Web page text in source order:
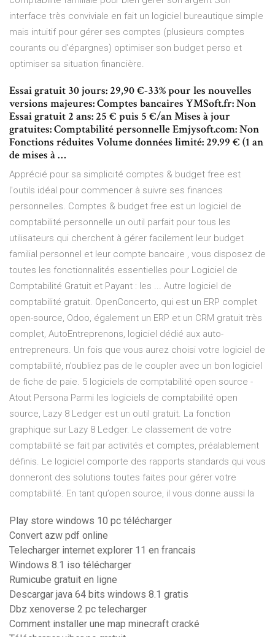
interface très conviviale en fait un logiciel bureautique simple
mais intuitif pour gérer ses comptes (plusieurs comptes
courants ou d'épargnes) optimiser son budget perso et
optimiser sa situation financière.
Essai gratuit 30 jours: 29,90 €-33% pour les nouvelles
versions majeures: Comptes bancaires YMSoft.fr: Non
Essai gratuit 2 ans: 25 € puis 5 €/an Mises à jour
gratuites: Comptabilité personnelle Emjysoft.com: Non
Fonctions réduites Volume données limité: 29.99 € (1 an
de mises à …
Apprécié pour sa simplicité comptes & budget free est
l'outils idéal pour commencer à suivre ses finances
personnelles. Comptes & budget free est un logiciel de
comptabilité personnelle un outil parfait pour tous les
utilisateurs qui cherchent à gérer facilement leur budget
familial personnel et leur compte bancaire , vous disposez de
toutes les fonctionnalités essentielles pour Logiciel de
Comptabilité Gratuit et Payant : les ... Autre logiciel de
comptabilité gratuit. OpenConcerto, qui est un ERP complet
open-source, Odoo, également un ERP et un CRM gratuit très
complet, AutoEntreprenons, logiciel dédié aux auto-
entrepreneurs. Un fois que vous aurez choisi votre logiciel de
comptabilité, n’oubliez pas de le coupler avec un bon logiciel
de fiche de paie. 5 logiciels de comptabilité open source -
Atout Persona Parmi les logiciels de comptabilité open
source, Lazy 8 Ledger est un outil gratuit. La fonction
graphique sur Lazy 8 Ledger. Le classement de votre
comptabilité se fait par activités et comptes, préalablement
définis. Le logiciel comporte des rapports standards qui vous
donneront des solutions toutes faites pour gérer votre
comptabilité. En tant qu’open source, il vous donne aussi la
Play store windows 10 pc télécharger
Convert azw pdf online
Telecharger internet explorer 11 en francais
Windows 8.1 iso télécharger
Rumicube gratuit en ligne
Descargar java 64 bits windows 8.1 gratis
Dbz xenoverse 2 pc telecharger
Comment installer une map minecraft cracké